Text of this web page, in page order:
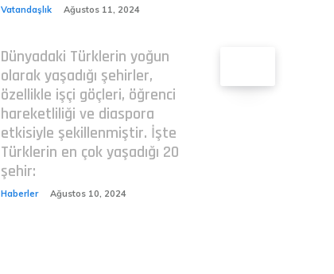
Vatandaşlık Ağustos 11, 2024
Dünyadaki Türklerin yoğun
olarak yaşadığı şehirler,
özellikle işçi göçleri, öğrenci
hareketliliği ve diaspora
etkisiyle şekillenmiştir. İşte
Türklerin en çok yaşadığı 20
şehir:
Haberler Ağustos 10, 2024